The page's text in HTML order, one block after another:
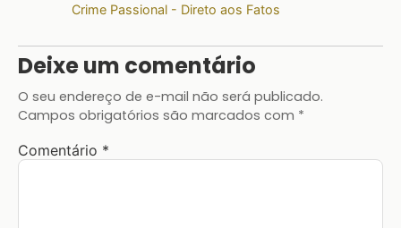
Crime Passional - Direto aos Fatos
Deixe um comentário
O seu endereço de e-mail não será publicado.
Campos obrigatórios são marcados com *
Comentário *